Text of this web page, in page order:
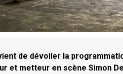
de dévoiler la
et metteur en scène Simon